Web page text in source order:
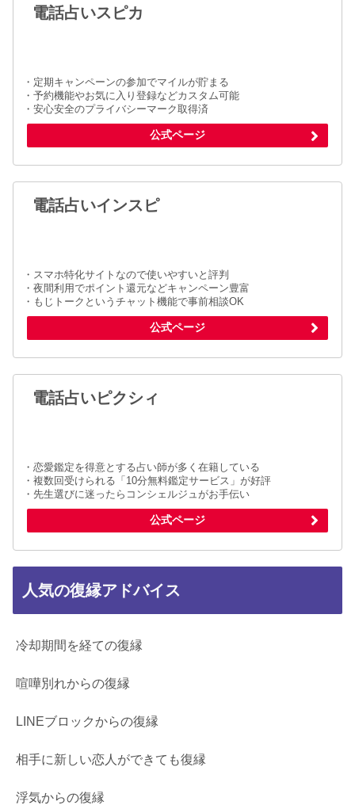
電話占いスピカ
・定期キャンペーンの参加でマイルが貯まる
・予約機能やお気に入り登録などカスタム可能
・安心安全のプライバシーマーク取得済
公式ページ
電話占いインスピ
・スマホ特化サイトなので使いやすいと評判
・夜間利用でポイント還元などキャンペーン豊富
・もじトークというチャット機能で事前相談OK
公式ページ
電話占いピクシィ
・恋愛鑑定を得意とする占い師が多く在籍している
・複数回受けられる「10分無料鑑定サービス」が好評
・先生選びに迷ったらコンシェルジュがお手伝い
公式ページ
人気の復縁アドバイス
冷却期間を経ての復縁
喧嘩別れからの復縁
LINEブロックからの復縁
相手に新しい恋人ができても復縁
浮気からの復縁